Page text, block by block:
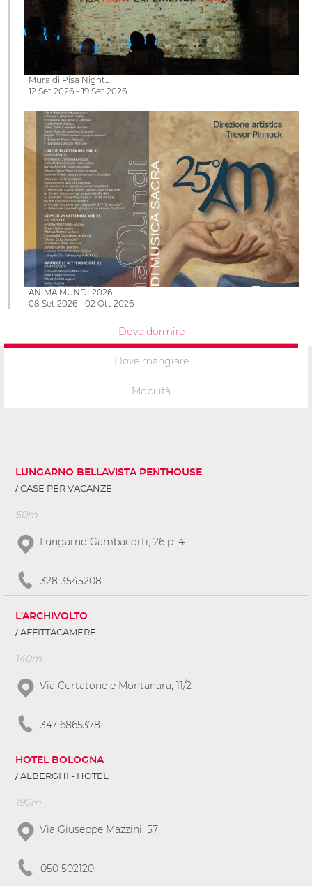
Mura di Pisa Night…
12 Set 2026 - 19 Set 2026
ANIMA MUNDI 2026
08 Set 2026 - 02 Ott 2026
Dove dormire
Dove mangiare
Mobilità
LUNGARNO BELLAVISTA PENTHOUSE
CASE PER VACANZE
50m
Lungarno Gambacorti, 26 p. 4
328 3545208
L'ARCHIVOLTO
AFFITTACAMERE
140m
Via Curtatone e Montanara, 11/2
347 6865378
HOTEL BOLOGNA
ALBERGHI - HOTEL
190m
Via Giuseppe Mazzini, 57
050 502120